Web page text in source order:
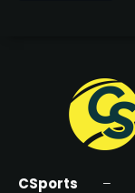
CSports –